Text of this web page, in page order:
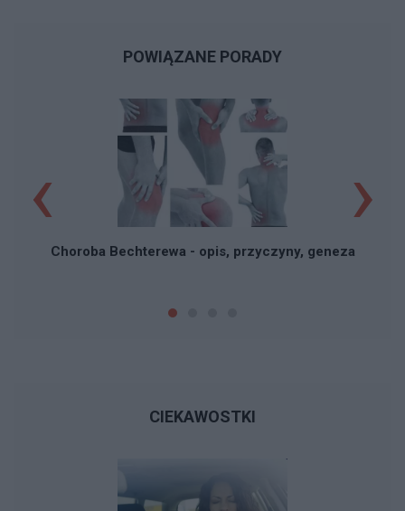
POWIĄZANE PORADY
Choroba Bechterewa - opis, przyczyny, geneza
‹ ›
CIEKAWOSTKI